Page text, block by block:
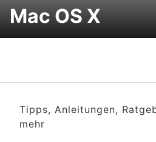
Mac OS X
Tipps, Anleitungen,
mehr